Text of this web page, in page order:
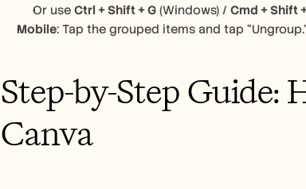
Or use Ctrl + Shift + G (Windows) / Cmd + Shift
Mobile: Tap the grouped items and tap
Step-by-Step Guide:
Canva